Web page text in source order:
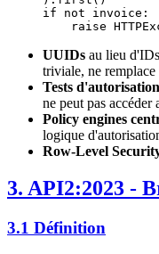
if not invoice:
    raise
UUIDs au lieu
triviale, ne
Tests
ne peut pas
Policy engines
logique
Row-Level
3. API2:2023 -
3.1 Définition